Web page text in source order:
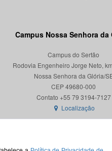
Campus Nossa Senhora da
Campus do Sertão
Rodovia Engenheiro Jorge Neto,
Nossa Senhora da Glória/
CEP 49680-000
Contato +55 79 3194-7127
Localização